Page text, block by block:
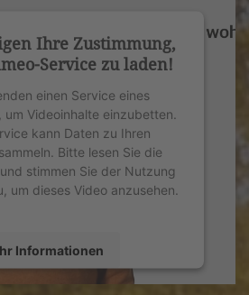
Ihre Zustimmung,
Service zu laden!
einen Service eines
Videoinhalte einzubetten.
kann Daten zu Ihren
Bitte lesen Sie die
stimmen Sie der Nutzung
um dieses Video anzusehen.
Informationen